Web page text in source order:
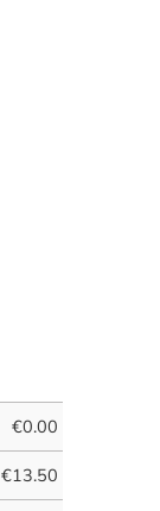
€0.00
€13.50